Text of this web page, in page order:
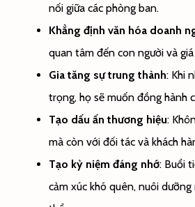
nối giữa các phòng ban.
Khẳng định văn hóa doanh
quan tâm đến con người và
Gia tăng sự trung thành: Khi
trọng, họ sẽ muốn đồng hành
Tạo dấu ấn thương hiệu:
mà còn với đối tác và khách
Tạo kỷ niệm đáng nhớ: Buổi
cảm xúc khó quên, nuôi